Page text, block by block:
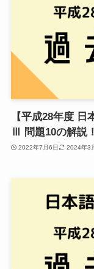
【平成28年度
Ⅲ 問題10の解説！
2022年7月6日 2024年3